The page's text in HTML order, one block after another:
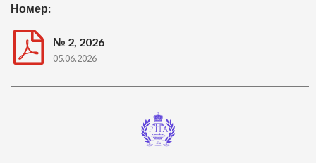
Номер:
№ 2, 2026
05.06.2026